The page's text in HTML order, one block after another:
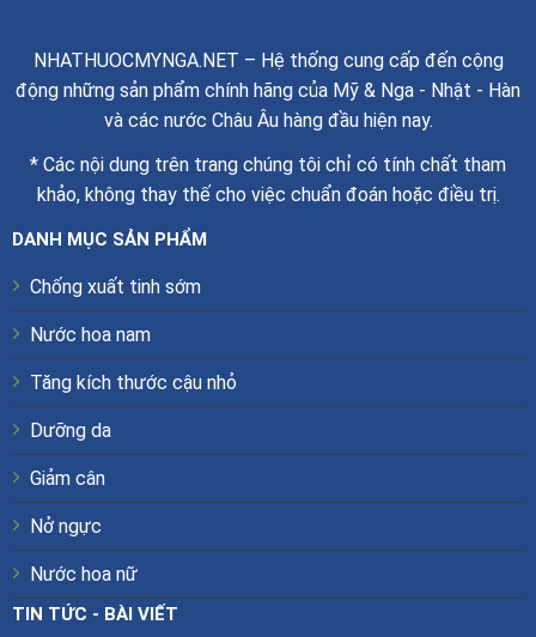
NHATHUOCMYNGA.NET – Hệ thống cung cấp đến cộng
động những sản phẩm chính hãng của Mỹ & Nga - Nhật - Hàn
và các nước Châu Âu hàng đầu hiện nay.
* Các nội dung trên trang chúng tôi chỉ có tính chất tham
khảo, không thay thế cho việc chuẩn đoán hoặc điều trị.
DANH MỤC SẢN PHẨM
Chống xuất tinh sớm
Nước hoa nam
Tăng kích thước cậu nhỏ
Dưỡng da
Giảm cân
Nở ngực
Nước hoa nữ
TIN TỨC - BÀI VIẾT